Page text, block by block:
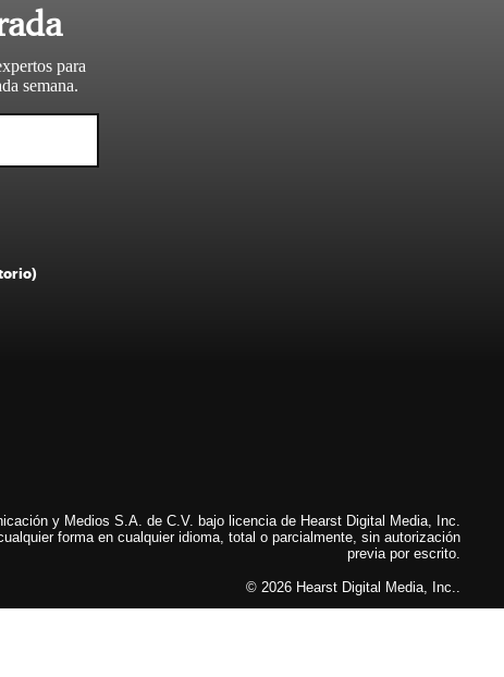
para
semana.
y Medios S.A. de C.V. bajo licencia de Hearst Digital Media, Inc.
forma en cualquier idioma, total o parcialmente, sin autorización
previa por escrito.
© 2026 Hearst Digital Media, Inc..